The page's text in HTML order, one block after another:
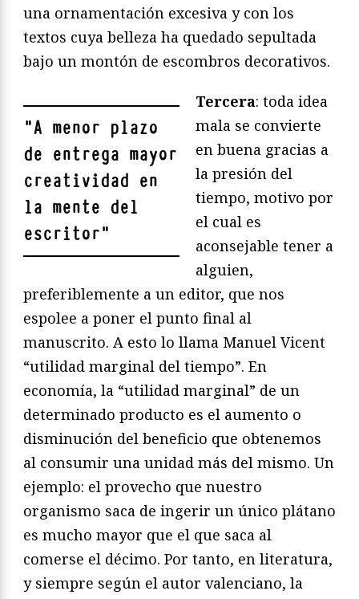
una ornamentación excesiva y con los
textos cuya belleza ha quedado sepultada
bajo un montón de escombros decorativos.
"A menor plazo
de entrega mayor
creatividad en
la mente del
escritor"
Tercera: toda idea
mala se convierte
en buena gracias a
la presión del
tiempo, motivo por
el cual es
aconsejable tener a
alguien,
preferiblemente a un editor, que nos
espolee a poner el punto final al
manuscrito. A esto lo llama Manuel Vicent
“utilidad marginal del tiempo”. En
economía, la “utilidad marginal” de un
determinado producto es el aumento o
disminución del beneficio que obtenemos
al consumir una unidad más del mismo. Un
ejemplo: el provecho que nuestro
organismo saca de ingerir un único plátano
es mucho mayor que el que saca al
comerse el décimo. Por tanto, en literatura,
y siempre según el autor valenciano, la